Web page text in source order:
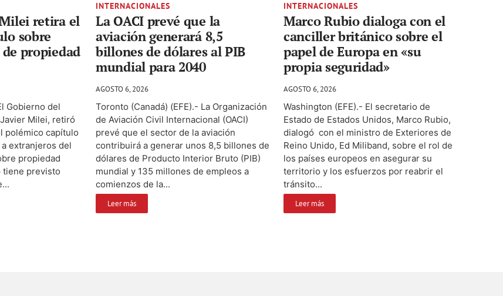
retira el
sobre
propiedad
Gobierno del
Milei, retiró
polémico capítulo
extranjeros del
propiedad
tiene previsto
INTERNACIONALES
La OACI prevé que la
aviación generará 8,5
billones de dólares al PIB
mundial para 2040
AGOSTO 6, 2026
Toronto (Canadá) (EFE).- La Organización
de Aviación Civil Internacional (OACI)
prevé que el sector de la aviación
contribuirá a generar unos 8,5 billones de
dólares de Producto Interior Bruto (PIB)
mundial y 135 millones de empleos a
comienzos de la...
Leer más
INTERNACIONALES
Marco Rubio dialoga con el
canciller británico sobre el
papel de Europa en «su
propia seguridad»
AGOSTO 6, 2026
Washington (EFE).- El secretario de
Estado de Estados Unidos, Marco Rubio,
dialogó con el ministro de Exteriores de
Reino Unido, Ed Miliband, sobre el rol de
los países europeos en asegurar su
territorio y los esfuerzos por reabrir el
tránsito...
Leer más